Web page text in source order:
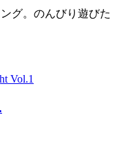
グ。のんびり遊びた